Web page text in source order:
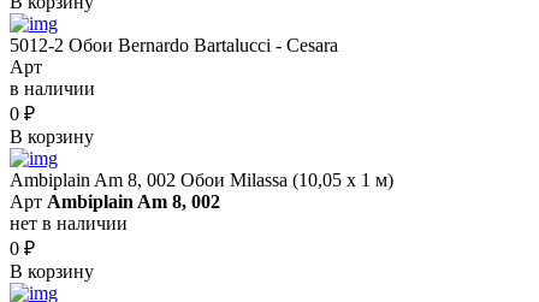
5012-2 Обои Bernardo Bartalucci - Cesara
Арт
в наличии
0 ₽
В корзину
Ambiplain Am 8, 002 Обои Milassa (10,05 х 1 м)
Арт Ambiplain Am 8, 002
нет в наличии
0 ₽
В корзину